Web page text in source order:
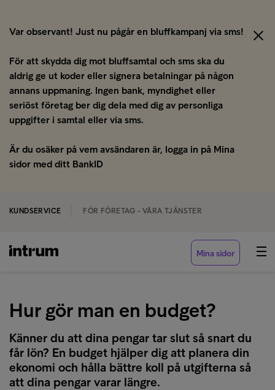
Var observant! Just nu pågår en bluffkampanj via sms!
För att skydda dig mot bluffsamtal och sms ska du
aldrig ge ut koder eller signera betalningar på någon
annans uppmaning. Ingen bank, myndighet eller
seriöst företag ber dig dela med dig av personliga
uppgifter i samtal eller via sms.
Är du osäker på vem avsändaren är, logga in på Mina
sidor med ditt BankID
KUNDSERVICE FÖR FÖRETAG - VÅRA TJÄNSTER
Mina sidor
Hur gör man en budget?
Känner du att dina pengar tar slut så snart du
får lön? En budget hjälper dig att planera din
ekonomi och hålla bättre koll på utgifterna så
att dina pengar varar längre.